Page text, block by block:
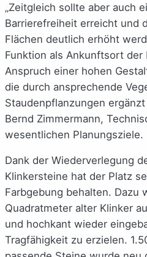
„Zeitgleich sollte aber auch
Barrierefreiheit erreicht und
Flächen deutlich erhöht
Funktion als Ankunftsort der
Anspruch einer hohen
die durch ansprechende
Staudenpflanzungen
Bernd Zimmermann,
wesentlichen Planungsziele.
Dank der Wiederverlegung
Klinkersteine hat der Platz
Farbgebung behalten. Dazu
Quadratmeter alter Klinker
und hochkant wieder
Tragfähigkeit zu erzielen.